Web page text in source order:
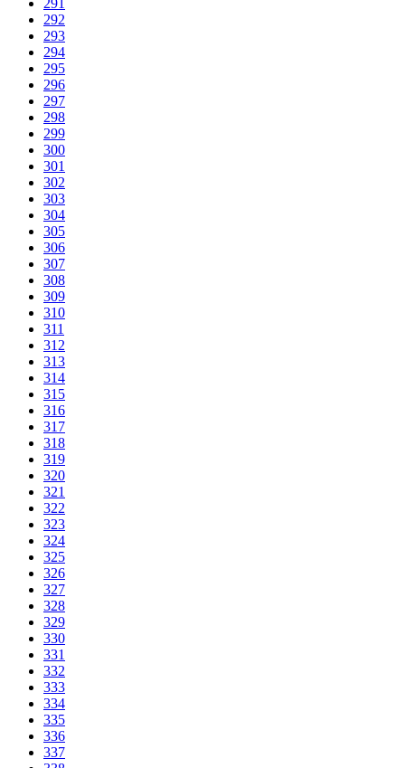
291
292
293
294
295
296
297
298
299
300
301
302
303
304
305
306
307
308
309
310
311
312
313
314
315
316
317
318
319
320
321
322
323
324
325
326
327
328
329
330
331
332
333
334
335
336
337